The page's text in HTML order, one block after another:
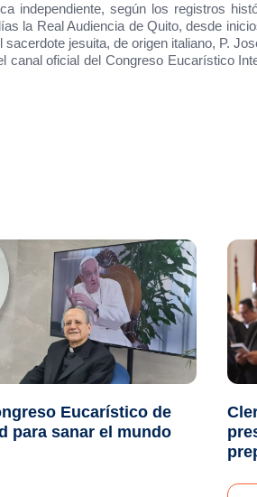
independiente, según los registros
la Real Audiencia de Quito, desde
jesuita, de origen italiano, P.
oficial del Congreso Eucarístico
Eucarístico de
para sanar el mundo